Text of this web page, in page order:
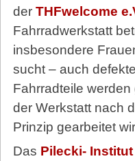
der THFwelcome
Fahrradwerkstatt
insbesondere
sucht – auch
Fahrradteile
der Werkstatt nach
Prinzip gearbeitet
Das Pilecki- Institut